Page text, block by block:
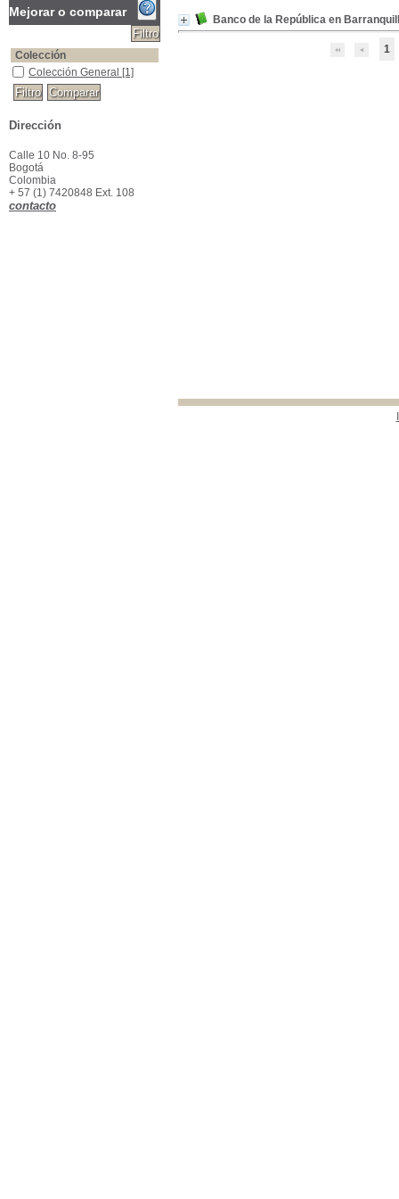
Banco de la República en
1
Mejorar o comparar
Colección
Colección General
Colección General [1]
Dirección
Calle 10 No. 8-95
Bogotá
Colombia
+ 57 (1) 7420848 Ext. 108
contacto